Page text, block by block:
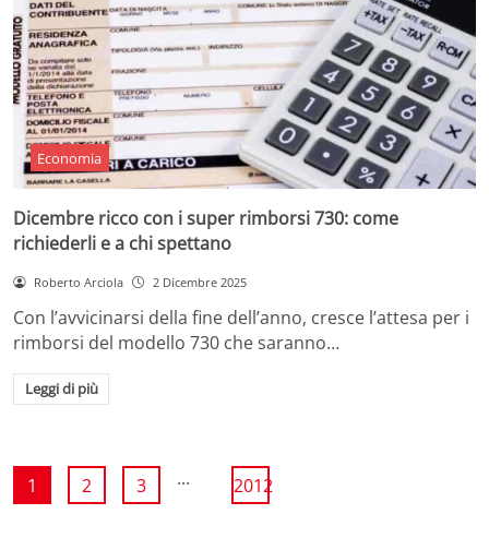
Economia
Dicembre ricco con i super rimborsi 730: come
richiederli e a chi spettano
Roberto Arciola 2 Dicembre 2025
Con l’avvicinarsi della fine dell’anno, cresce l’attesa per i
rimborsi del modello 730 che saranno…
Leggi di più
1 2 3 ... 2012